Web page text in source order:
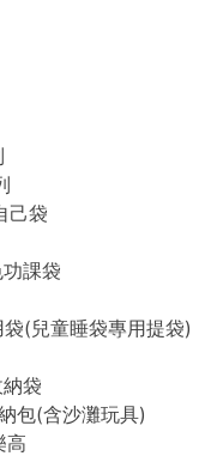
己袋
課袋
(兒童睡袋專用提袋)
袋
包(含沙灘玩具)
高